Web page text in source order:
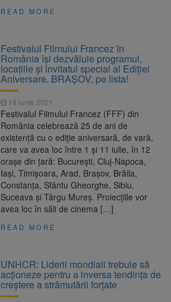
READ MORE
Festivalul Filmului Francez în
România își dezvăluie programul,
locațiile și invitatul special al Ediției
Aniversare. BRAȘOV, pe lista!
18 iunie 2021
Festivalul Filmului Francez (FFF) din
România celebrează 25 de ani de
existenţă cu o ediţie aniversară, de vară,
care va avea loc între 1 şi 11 iulie, în 12
oraşe din ţară: Bucureşti, Cluj-Napoca,
Iaşi, Timişoara, Arad, Brașov, Brăila,
Constanța, Sfântu Gheorghe, Sibiu,
Suceava şi Târgu Mureş. Proiecţiile vor
avea loc în săli de cinema […]
READ MORE
UNHCR: Liderii mondiali trebuie să
acționeze pentru a inversa tendința de
creștere a strămutării forțate